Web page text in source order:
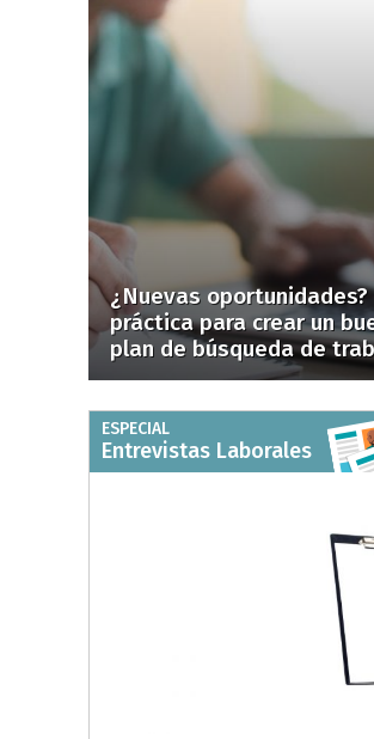
¿Nuevas oportunidades?
práctica para crear un
plan de búsqueda de
ESPECIAL
Entrevistas Laborales